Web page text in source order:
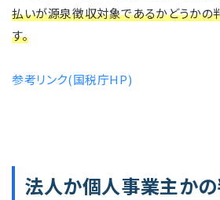
払いが源泉徴収対象であるかどうかの
す。
参考リンク(国税庁HP)
法人か個人事業主か